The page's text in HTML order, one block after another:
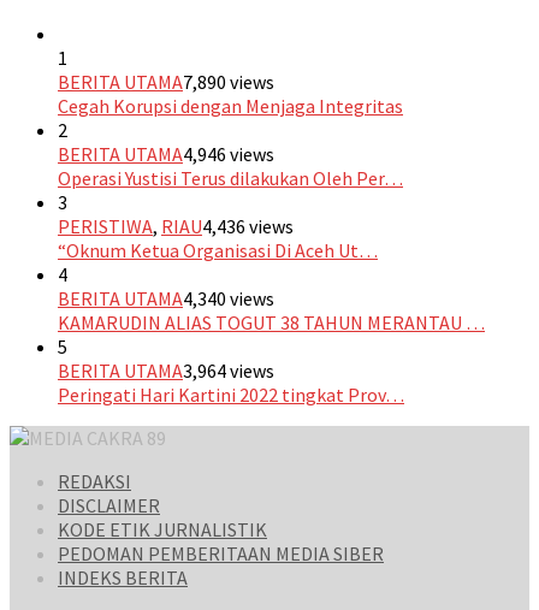
1
BERITA UTAMA7,890 views
Cegah Korupsi dengan Menjaga Integritas
2
BERITA UTAMA4,946 views
Operasi Yustisi Terus dilakukan Oleh Per…
3
PERISTIWA, RIAU4,436 views
“Oknum Ketua Organisasi Di Aceh Ut…
4
BERITA UTAMA4,340 views
KAMARUDIN ALIAS TOGUT 38 TAHUN MERANTAU …
5
BERITA UTAMA3,964 views
Peringati Hari Kartini 2022 tingkat Prov…
REDAKSI
DISCLAIMER
KODE ETIK JURNALISTIK
PEDOMAN PEMBERITAAN MEDIA SIBER
INDEKS BERITA